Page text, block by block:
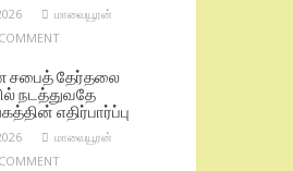
மாவையூரன்
சபைத் தேர்தலை
நடத்துவதே
எதிர்பார்ப்பு
மாவையூரன்